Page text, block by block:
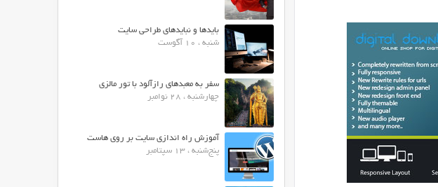
بایدها و نبایدهای طراحی سایت
شنبه ، 10 آگوست
سفر به معبدهای رازآلود با تور مالزی
چهارشنبه ، 28 نوامبر
آموزش راه اندازی سایت بر روی هاست
پنج‌شنبه ، 13 سپتامبر